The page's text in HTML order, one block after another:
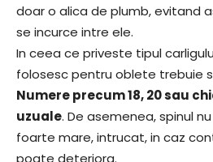
doar o alica de plumb, evitand
se incurce intre ele.
In ceea ce priveste tipul
folosesc pentru oblete trebuie
Numere precum 18, 20 sau
uzuale. De asemenea, spinul
foarte mare, intrucat, in caz
poate deteriora.